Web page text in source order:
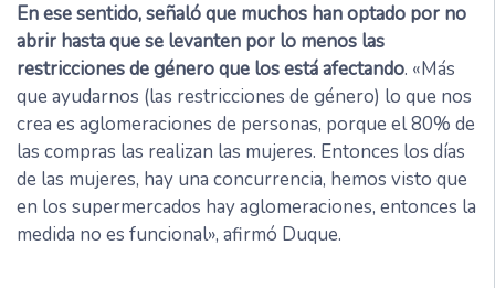
En ese sentido, señaló que muchos han optado por no
abrir hasta que se levanten por lo menos las
restricciones de género que los está afectando. «Más
que ayudarnos (las restricciones de género) lo que nos
crea es aglomeraciones de personas, porque el 80% de
las compras las realizan las mujeres. Entonces los días
de las mujeres, hay una concurrencia, hemos visto que
en los supermercados hay aglomeraciones, entonces la
medida no es funcional», afirmó Duque.